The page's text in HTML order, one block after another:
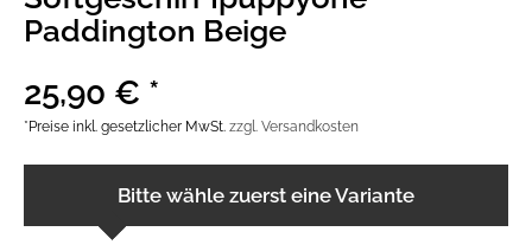
Paddington Beige
25,90 € *
*Preise inkl. gesetzlicher MwSt. zzgl. Versandkosten
Bitte wähle zuerst eine Variante